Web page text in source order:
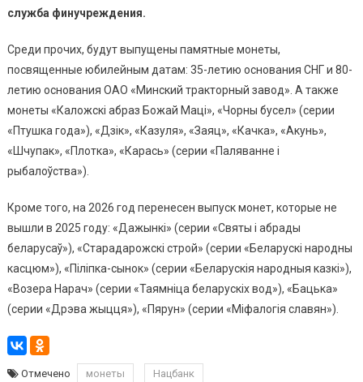
служба финучреждения.
Среди прочих, будут выпущены памятные монеты,
посвященные юбилейным датам: 35-летию основания СНГ и 80-
летию основания ОАО «Минский тракторный завод». А также
монеты «Каложскі абраз Божай Маці», «Чорны бусел» (серии
«Птушка года»), «Дзік», «Казуля», «Заяц», «Качка», «Акунь»,
«Шчупак», «Плотка», «Карась» (серии «Паляванне і
рыбалоўства»).
Кроме того, на 2026 год перенесен выпуск монет, которые не
вышли в 2025 году: «Дажынкі» (серии «Святы і абрады
беларусаў»), «Старадарожскі строй» (серии «Беларускі народны
касцюм»), «Піліпка-сынок» (серии «Беларускія народныя казкі»),
«Возера Нарач» (серии «Таямніца беларускіх вод»), «Бацька»
(серии «Дрэва жыцця»), «Пярун» (серии «Міфалогія славян»).
Отмечено монеты Нацбанк